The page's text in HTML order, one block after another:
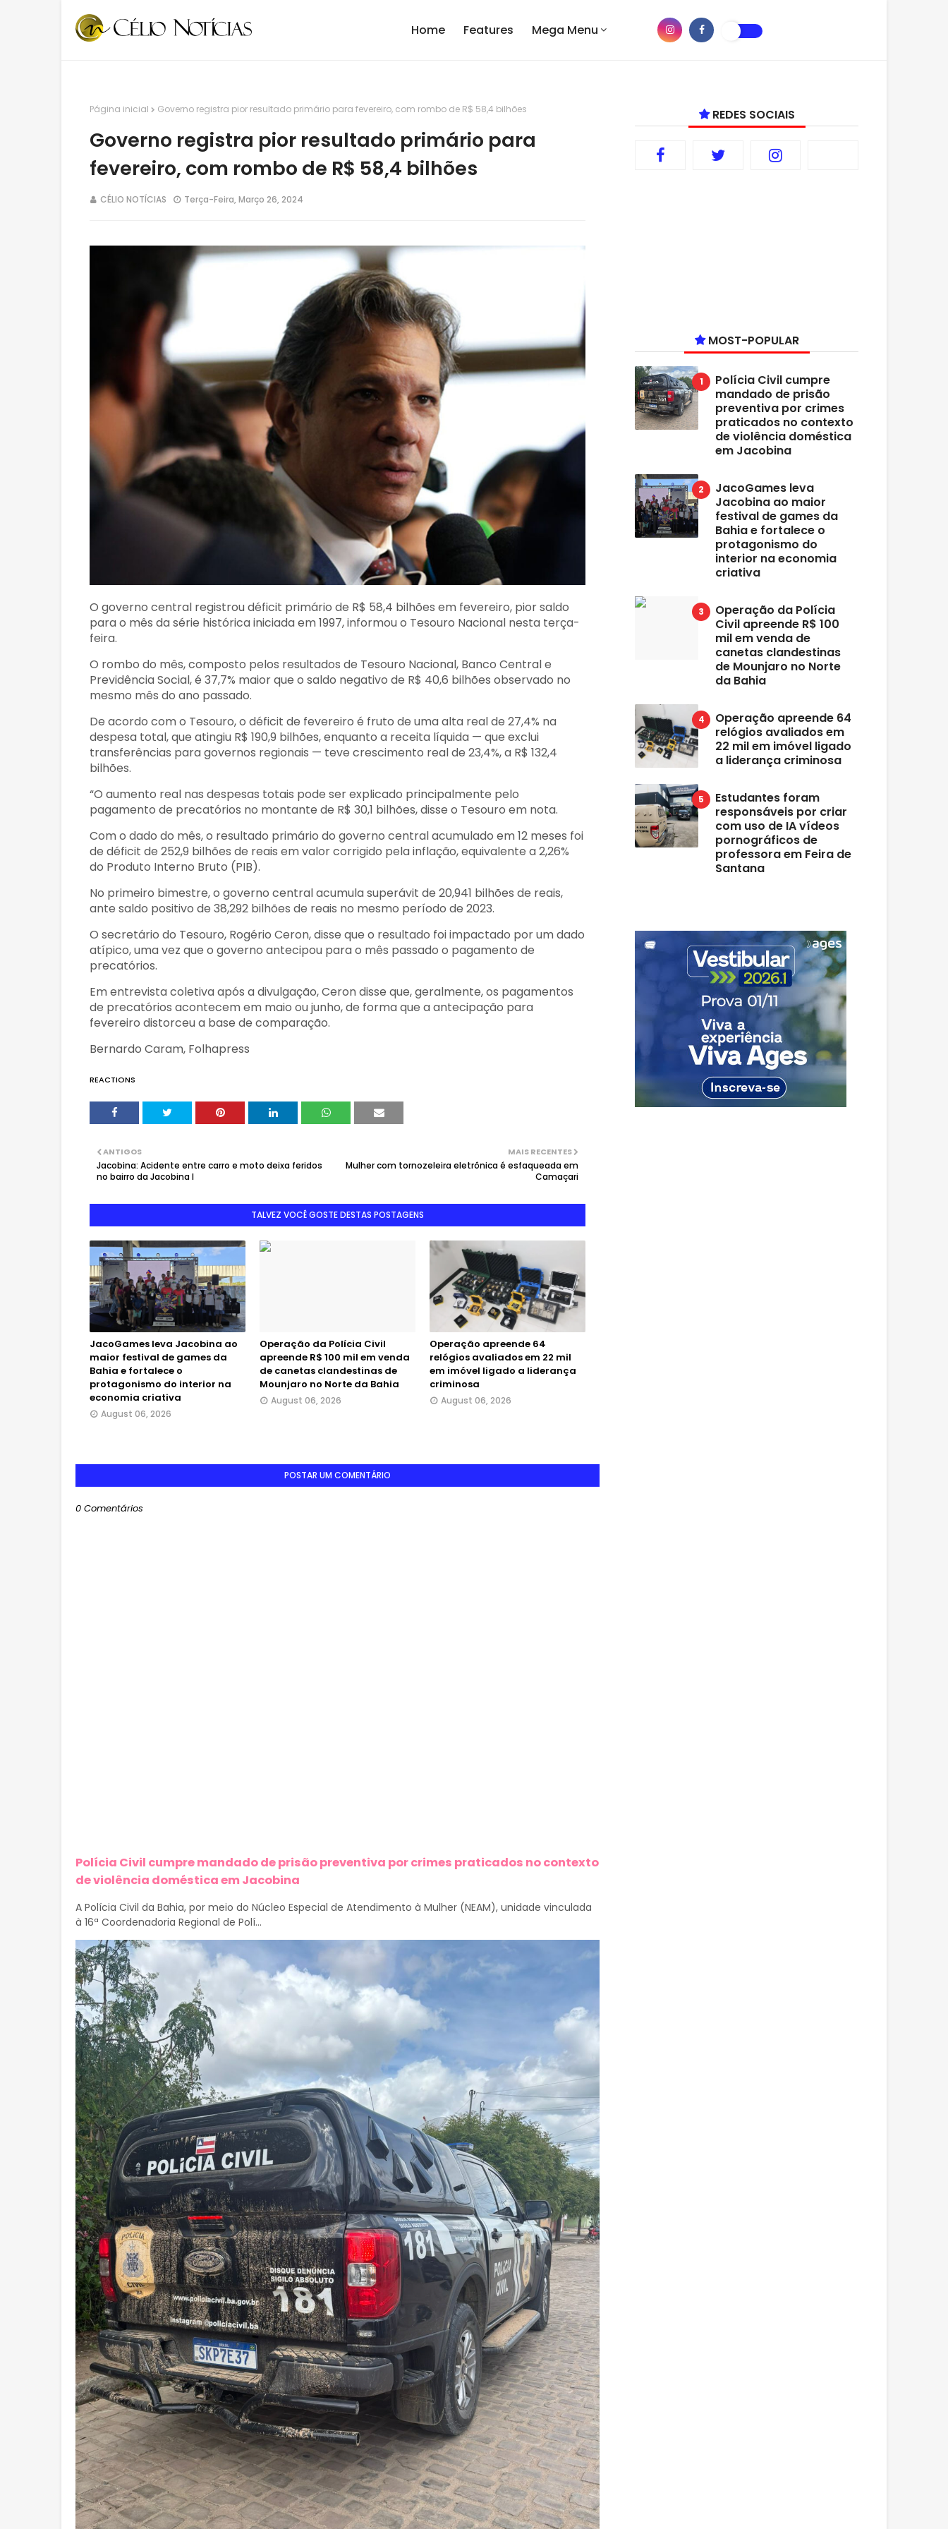
Home Features Mega Menu
Página inicial Governo registra pior resultado primário para fevereiro, com rombo de R$ 58,4 bilhões
Governo registra pior resultado primário para
fevereiro, com rombo de R$ 58,4 bilhões
CÉLIO NOTÍCIAS Terça-Feira, Março 26, 2024
O governo central registrou déficit primário de R$ 58,4 bilhões em fevereiro, pior saldo
para o mês da série histórica iniciada em 1997, informou o Tesouro Nacional nesta terça-
feira.
O rombo do mês, composto pelos resultados de Tesouro Nacional, Banco Central e
Previdência Social, é 37,7% maior que o saldo negativo de R$ 40,6 bilhões observado no
mesmo mês do ano passado.
De acordo com o Tesouro, o déficit de fevereiro é fruto de uma alta real de 27,4% na
despesa total, que atingiu R$ 190,9 bilhões, enquanto a receita líquida — que exclui
transferências para governos regionais — teve crescimento real de 23,4%, a R$ 132,4
bilhões.
“O aumento real nas despesas totais pode ser explicado principalmente pelo
pagamento de precatórios no montante de R$ 30,1 bilhões, disse o Tesouro em nota.
Com o dado do mês, o resultado primário do governo central acumulado em 12 meses foi
de déficit de 252,9 bilhões de reais em valor corrigido pela inflação, equivalente a 2,26%
do Produto Interno Bruto (PIB).
No primeiro bimestre, o governo central acumula superávit de 20,941 bilhões de reais,
ante saldo positivo de 38,292 bilhões de reais no mesmo período de 2023.
O secretário do Tesouro, Rogério Ceron, disse que o resultado foi impactado por um dado
atípico, uma vez que o governo antecipou para o mês passado o pagamento de
precatórios.
Em entrevista coletiva após a divulgação, Ceron disse que, geralmente, os pagamentos
de precatórios acontecem em maio ou junho, de forma que a antecipação para
fevereiro distorceu a base de comparação.
Bernardo Caram, Folhapress
REACTIONS
MAIS RECENTES
Mulher com tornozeleira eletrônica é esfaqueada em
Camaçari
ANTIGOS
Jacobina: Acidente entre carro e moto deixa feridos
no bairro da Jacobina I
TALVEZ VOCÊ GOSTE DESTAS POSTAGENS
JacoGames leva Jacobina ao
maior festival de games da
Bahia e fortalece o
protagonismo do interior na
economia criativa
August 06, 2026
Operação da Polícia Civil
apreende R$ 100 mil em venda
de canetas clandestinas de
Mounjaro no Norte da Bahia
August 06, 2026
Operação apreende 64
relógios avaliados em 22 mil
em imóvel ligado a liderança
criminosa
August 06, 2026
POSTAR UM COMENTÁRIO
0 Comentários
Polícia Civil cumpre mandado de prisão preventiva por crimes praticados no contexto
de violência doméstica em Jacobina
A Polícia Civil da Bahia, por meio do Núcleo Especial de Atendimento à Mulher (NEAM), unidade vinculada
à 16ª Coordenadoria Regional de Polí...
REDES SOCIAIS
MOST-POPULAR
Polícia Civil cumpre
mandado de prisão
preventiva por crimes
praticados no contexto
de violência doméstica
em Jacobina
JacoGames leva
Jacobina ao maior
festival de games da
Bahia e fortalece o
protagonismo do
interior na economia
criativa
Operação da Polícia
Civil apreende R$ 100
mil em venda de
canetas clandestinas
de Mounjaro no Norte
da Bahia
Operação apreende 64
relógios avaliados em
22 mil em imóvel ligado
a liderança criminosa
Estudantes foram
responsáveis por criar
com uso de IA vídeos
pornográficos de
professora em Feira de
Santana